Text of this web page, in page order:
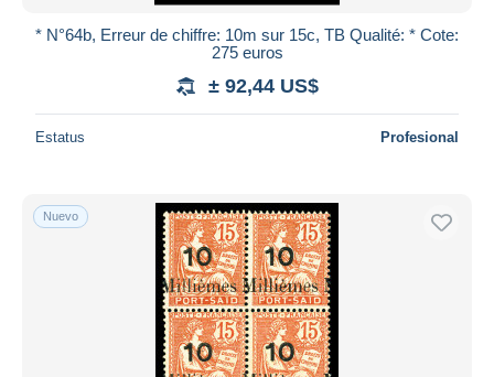
* N°64b, Erreur de chiffre: 10m sur 15c, TB Qualité: * Cote:
275 euros
± 92,44 US$
Estatus Profesional
Nuevo